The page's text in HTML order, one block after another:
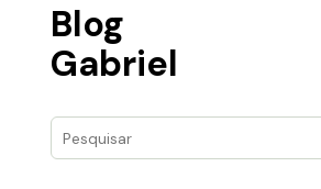
Blog
Gabriel
Este é um campo de pesquisa